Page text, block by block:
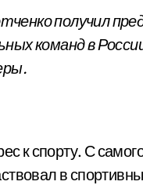
получил
команд в
к спорту. С
в